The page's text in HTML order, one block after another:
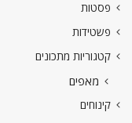
פסטות
פשטידות
קטגוריות מתכונים
מאפים
קינוחים